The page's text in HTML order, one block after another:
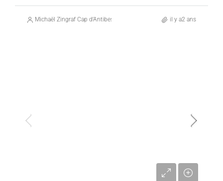
Michaël Zingraf Cap d’Antibes il y a2 ans